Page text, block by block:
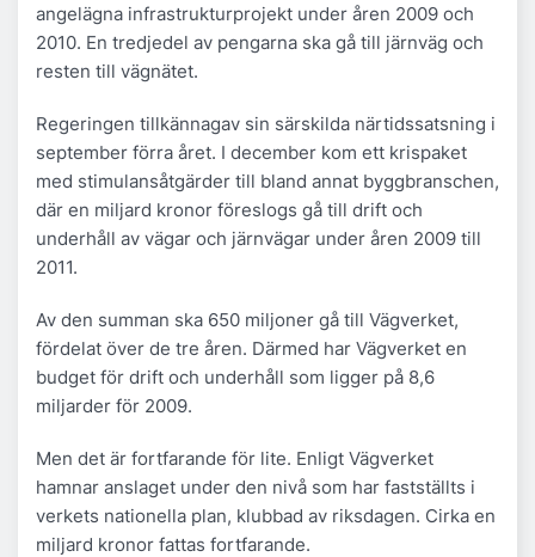
angelägna infrastrukturprojekt under åren 2009 och
2010. En tredjedel av pengarna ska gå till järnväg och
resten till vägnätet.
Regeringen tillkännagav sin särskilda närtidssatsning i
september förra året. I december kom ett krispaket
med stimulansåtgärder till bland annat byggbranschen,
där en miljard kronor föreslogs gå till drift och
underhåll av vägar och järnvägar under åren 2009 till
2011.
Av den summan ska 650 miljoner gå till Vägverket,
fördelat över de tre åren. Därmed har Vägverket en
budget för drift och underhåll som ligger på 8,6
miljarder för 2009.
Men det är fortfarande för lite. Enligt Vägverket
hamnar anslaget under den nivå som har fastställts i
verkets nationella plan, klubbad av riksdagen. Cirka en
miljard kronor fattas fortfarande.